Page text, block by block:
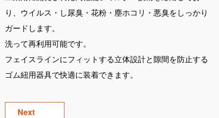
り、ウイルス・し尿臭・花粉・塵ホコリ・悪臭をしっかり
ガードします。
洗って再利用可能です。
フェイスラインにフィットする立体設計と隙間を防止する
ゴム紐用器具で快適に装着できます。
Next